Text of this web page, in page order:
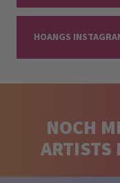
HOANGS
NOCH
ARTISTS